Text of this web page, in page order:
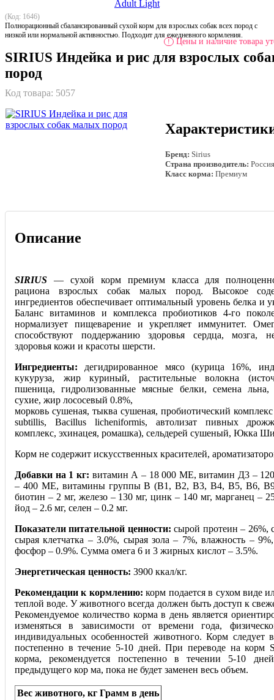
(Код: 1646)
Полнорационный сбалансированный сухой корм для взрослых собак всех пород с
низкой или нормальной активностью. Подходит для ежедневного кормления.
! Цены и наличие товара
SIRIUS Индейка и рис для взрослых
пород
Код товара: 5057
Бренд: Sirius
Страна производитель: Россия
Класс корма: Премиум
Описание
SIRIUS — сухой корм премиум класса для
рациона взрослых собак малых пород. Высокое
ингредиентов обеспечивает оптимальный уровень белка и
Баланс витаминов и комплекса пробиотиков 4-го
нормализует пищеварение и укрепляет иммунитет.
способствуют поддержанию здоровья сердца, мозга,
здоровья кожи и красоты шерсти.
Ингредиенты: дегидрированное мясо (курица 16%,
кукуруза, жир куриный, растительные волокна
пшеница, гидролизованные мясные белки, семена
сухие, жир лососевый 0.8%,
морковь сушеная, тыква сушеная, пробиотический
subtillis, Bacillus licheniformis, автолизат пивных
комплекс, эхинацея, ромашка), сельдерей сушеный, Юкка
Корм не содержит искусственных красителей,
Добавки на 1 кг: витамин А – 18 000 МЕ, витамин Д3 –
– 400 МЕ, витамины группы В (В1, В2, В3, В4, В5, В6,
биотин – 2 мг, железо – 130 мг, цинк – 140 мг, марганец –
йод – 2.6 мг, селен – 0.2 мг.
Показатели питательной ценности: сырой протеин – 26%,
сырая клетчатка – 3.0%, сырая зола – 7%, влажность –
фосфор – 0.9%. Сумма омега 6 и 3 жирных кислот – 3.5%.
Энергетическая ценность: 3900 ккал/кг.
Рекомендации к кормлению: корм подается в сухом виде
теплой воде. У животного всегда должен быть доступ к
Рекомендуемое количество корма в день является
изменяться в зависимости от времени года,
индивидуальных особенностей животного. Корм следует
постепенно в течение 5-10 дней. При переводе на корм
корма, рекомендуется постепенно в течении 5-10
предыдущего кор ма, пока не будет заменен весь объем.
Вес животного, кг Грамм в день